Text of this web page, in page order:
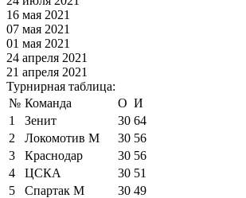
16 мая 2021
07 мая 2021
01 мая 2021
24 апреля 2021
21 апреля 2021
Турнирная таблица:
№ Команда О И
1
Зенит 30 64
2
Локомотив М 30 56
3
Краснодар 30 56
4
ЦСКА 30 51
5
Спартак М 30 49